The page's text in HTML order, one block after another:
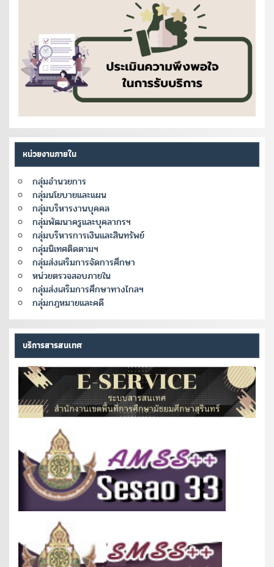
หน่วยงานภายใน
กลุ่มอำนวยการ
กลุ่มนโยบายและแผน
กลุ่มบริหารงานบุคคล
กลุ่มพัฒนาครูและบุคลากรฯ
กลุ่มบริหารการเงินและสินทรัพย์
กลุ่มนิเทศติดตามฯ
กลุ่มส่งเสริมการจัดการศึกษา
หน่วยตรวจสอบภายใน
กลุ่มส่งเสริมการศึกษาทางไกลฯ
กลุ่มกฎหมายและคดี
บริการสารสนเทศ